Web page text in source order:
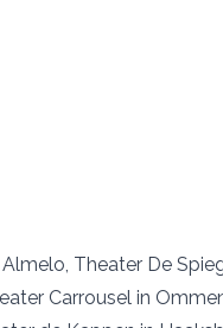
, Theater De
Carrousel in